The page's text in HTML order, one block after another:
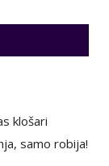
klošari
samo robija!